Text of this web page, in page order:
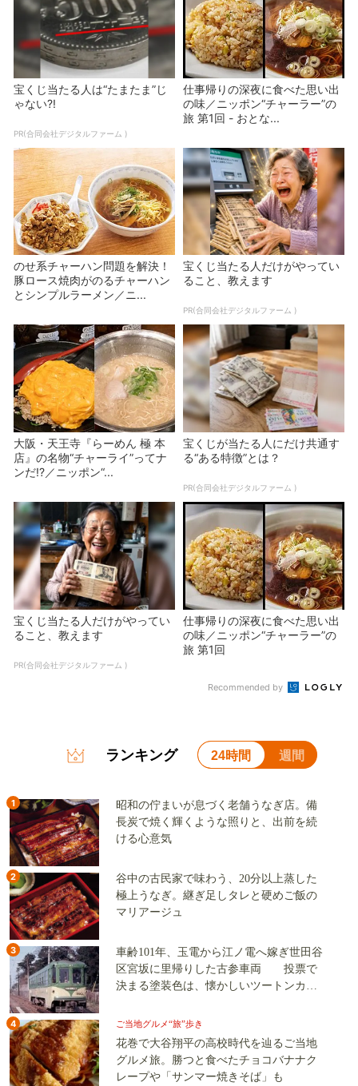
宝くじ当たる人は“たまたま”じ
ゃない?!
PR(合同会社デジタルファーム )
仕事帰りの深夜に食べた思い出
の味／ニッポン“チャーラー”の
旅 第1回 - おとな...
のせ系チャーハン問題を解決！
豚ロース焼肉がのるチャーハン
とシンプルラーメン／ニ...
宝くじ当たる人だけがやってい
ること、教えます
PR(合同会社デジタルファーム )
大阪・天王寺『らーめん 極 本
店』の名物“チャーライ”ってナ
ンだ!?／ニッポン“...
宝くじが当たる人にだけ共通す
る“ある特徴”とは？
PR(合同会社デジタルファーム )
宝くじ当たる人だけがやってい
ること、教えます
PR(合同会社デジタルファーム )
仕事帰りの深夜に食べた思い出
の味／ニッポン“チャーラー”の
旅 第1回
Recommended by
ランキング 24時間 週間
1
昭和の佇まいが息づく老舗うなぎ店。備
長炭で焼く輝くような照りと、出前を続
ける心意気
2
谷中の古民家で味わう、20分以上蒸した
極上うなぎ。継ぎ足しタレと硬めご飯の
マリアージュ
3
車齢101年、玉電から江ノ電へ嫁ぎ世田谷
区宮坂に里帰りした古参車両 投票で
決まる塗装色は、懐かしいツートンカラ
4 ご当地グルメ“旅”歩き
花巻で大谷翔平の高校時代を辿るご当地
グルメ旅。勝つと食べたチョコバナナク
レープや「サンマー焼きそば」も